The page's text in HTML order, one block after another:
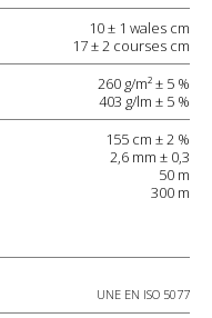
10 ± 1 wales cm
17 ± 2 courses cm
260 g/m² ± 5 %
403 g/lm ± 5 %
155 cm ± 2 %
2,6 mm ± 0,3
50 m
300 m
UNE EN ISO 5077